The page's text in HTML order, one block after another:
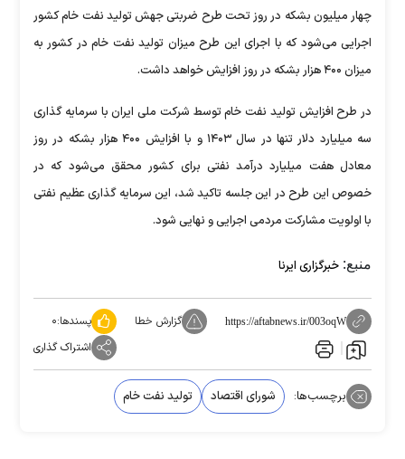
چهار میلیون بشکه در روز تحت طرح ضربتی جهش تولید نفت خام کشور
اجرایی می‌شود که با اجرای این طرح میزان تولید نفت خام در کشور به
میزان ۴۰۰ هزار بشکه در روز افزایش خواهد داشت.
در طرح افزایش تولید نفت خام توسط شرکت ملی ایران با سرمایه گذاری
سه میلیارد دلار تنها در سال ۱۴۰۳ و با افزایش ۴۰۰ هزار بشکه در روز
معادل هفت میلیارد درآمد نفتی برای کشور محقق می‌شود که در
خصوص این طرح در این جلسه تاکید شد، این سرمایه گذاری عظیم نفتی
با اولویت مشارکت مردمی اجرایی و نهایی شود.
منبع: خبرگزاری ایرنا
https://aftabnews.ir/003oqW گزارش خطا پسندها:۰
اشتراک گذاری
برچسب‌ها: شورای اقتصاد تولید نفت خام